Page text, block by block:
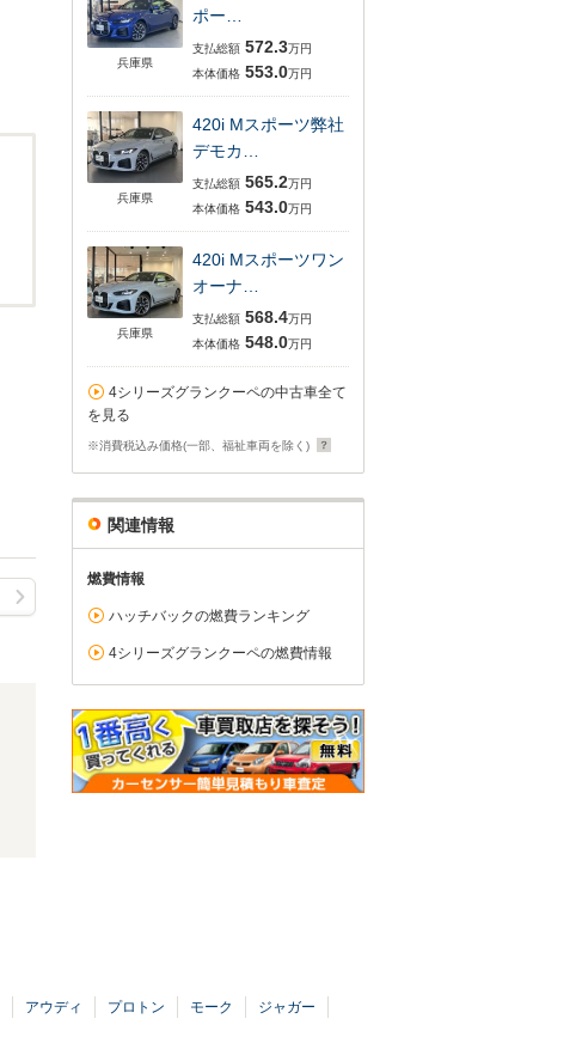
兵庫県
ポー…
支払総額 572.3万円
本体価格 553.0万円
兵庫県
420i Mスポーツ弊社
デモカ…
支払総額 565.2万円
本体価格 543.0万円
兵庫県
420i Mスポーツワン
オーナ…
支払総額 568.4万円
本体価格 548.0万円
4シリーズグランクーペの中古車全て
を見る
※消費税込み価格(一部、福祉車両を除く)
関連情報
燃費情報
ハッチバックの燃費ランキング
4シリーズグランクーペの燃費情報
アウディ プロトン モーク
ジャガー